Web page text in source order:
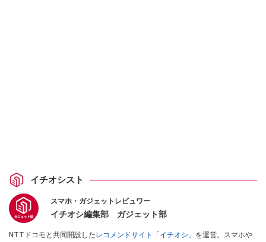
イチオシスト
スマホ・ガジェットレビュワー
イチオシ編集部 ガジェット部
NTTドコモと共同開設したレコメンドサイト「イチオシ」 を運営。スマホや